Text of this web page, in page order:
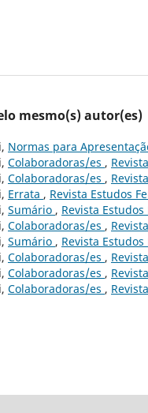
mesmo(s) autor(es)
Normas para
Colaboradoras/es ,
Colaboradoras/es ,
Errata , Revista Estudos
Sumário , Revista
Colaboradoras/es ,
Sumário , Revista
Colaboradoras/es ,
Colaboradoras/es ,
Colaboradoras/es ,